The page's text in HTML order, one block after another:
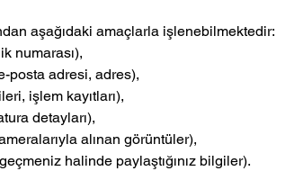
aşağıdaki amaçlarla işlenebilmektedir:
numarası),
posta adresi, adres),
işlem kayıtları),
detayları),
alınan görüntüler),
halinde paylaştığınız bilgiler).